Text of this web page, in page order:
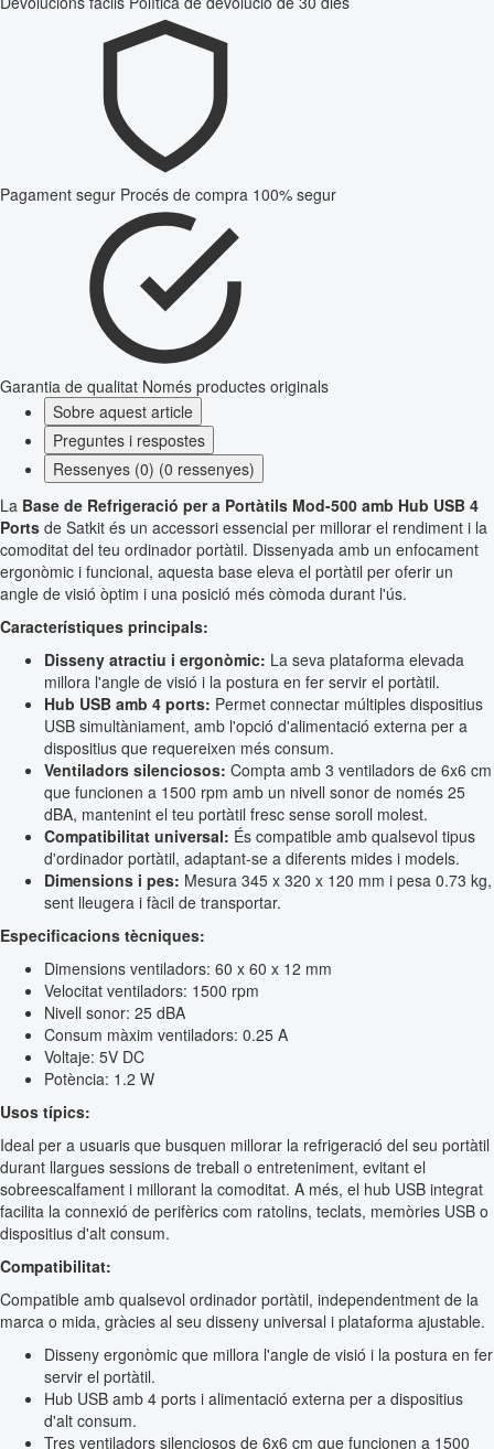
Pagament segur Procés de compra 100% segur
Garantia de qualitat Només productes originals
Sobre aquest article
Preguntes i respostes
Ressenyes (0) (0 ressenyes)
La Base de Refrigeració per a Portàtils Mod-500 amb Hub USB 4
Ports de Satkit és un accessori essencial per millorar el rendiment i la
comoditat del teu ordinador portàtil. Dissenyada amb un enfocament
ergonòmic i funcional, aquesta base eleva el portàtil per oferir un
angle de visió òptim i una posició més còmoda durant l'ús.
Característiques principals:
Disseny atractiu i ergonòmic: La seva plataforma elevada
millora l'angle de visió i la postura en fer servir el portàtil.
Hub USB amb 4 ports: Permet connectar múltiples dispositius
USB simultàniament, amb l'opció d'alimentació externa per a
dispositius que requereixen més consum.
Ventiladors silenciosos: Compta amb 3 ventiladors de 6x6 cm
que funcionen a 1500 rpm amb un nivell sonor de només 25
dBA, mantenint el teu portàtil fresc sense soroll molest.
Compatibilitat universal: És compatible amb qualsevol tipus
d'ordinador portàtil, adaptant-se a diferents mides i models.
Dimensions i pes: Mesura 345 x 320 x 120 mm i pesa 0.73 kg,
sent lleugera i fàcil de transportar.
Especificacions tècniques:
Dimensions ventiladors: 60 x 60 x 12 mm
Velocitat ventiladors: 1500 rpm
Nivell sonor: 25 dBA
Consum màxim ventiladors: 0.25 A
Voltaje: 5V DC
Potència: 1.2 W
Usos típics:
Ideal per a usuaris que busquen millorar la refrigeració del seu portàtil
durant llargues sessions de treball o entreteniment, evitant el
sobreescalfament i millorant la comoditat. A més, el hub USB integrat
facilita la connexió de perifèrics com ratolins, teclats, memòries USB o
dispositius d'alt consum.
Compatibilitat:
Compatible amb qualsevol ordinador portàtil, independentment de la
marca o mida, gràcies al seu disseny universal i plataforma ajustable.
Disseny ergonòmic que millora l'angle de visió i la postura en fer
servir el portàtil.
Hub USB amb 4 ports i alimentació externa per a dispositius
d'alt consum.
Tres ventiladors silenciosos de 6x6 cm que funcionen a 1500